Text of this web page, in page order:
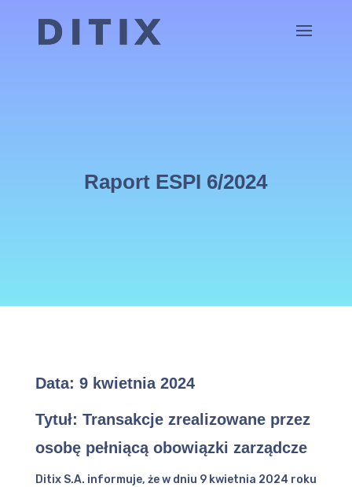
Raport ESPI 6/2024
Data: 9 kwietnia 2024
Tytuł: Transakcje zrealizowane przez
osobę pełniącą obowiązki zarządcze
Ditix S.A. informuje, że w dniu 9 kwietnia 2024 roku